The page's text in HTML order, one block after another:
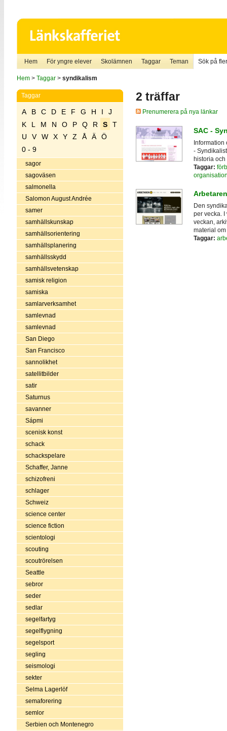
Hem För yngre elever Skolämnen Taggar Teman Sök på
Hem> Taggar> syndikalism
Taggar
A B C D E F G H I
J
K
L M N O P Q R S
T
U
V W X Y Z Å Ä
Ö
0 - 9
sagor
sagoväsen
salmonella
Salomon August Andrée
samer
samhällskunskap
samhällsorientering
samhällsplanering
samhällsskydd
samhällsvetenskap
samisk religion
samiska
samlarverksamhet
samlevnad
samlevnad
San Diego
San Francisco
sannolikhet
satellitbilder
satir
Saturnus
savanner
Sápmi
scenisk konst
schack
schackspelare
Schaffer, Janne
schizofreni
schlager
Schweiz
science center
science fiction
scientologi
scouting
scoutrörelsen
Seattle
sebror
seder
sedlar
segelfartyg
segelflygning
segelsport
segling
seismologi
sekter
Selma Lagerlöf
semaforering
semlor
Serbien och Montenegro
2 träffar
Prenumerera på nya länkar
SAC -
Information
-
historia och
Taggar:
Arbetaren
Den
per vecka.
veckan,
material
Taggar: